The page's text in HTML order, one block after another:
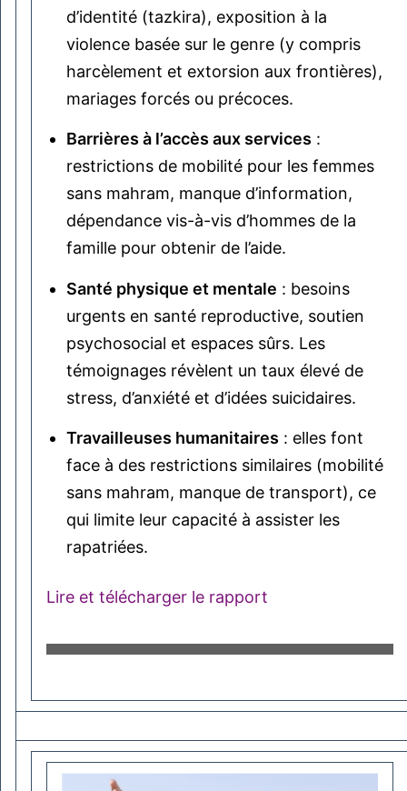
d’identité (tazkira), exposition à la
violence basée sur le genre (y compris
harcèlement et extorsion aux frontières),
mariages forcés ou précoces.
Barrières à l’accès aux services :
restrictions de mobilité pour les femmes
sans mahram, manque d’information,
dépendance vis-à-vis d’hommes de la
famille pour obtenir de l’aide.
Santé physique et mentale : besoins
urgents en santé reproductive, soutien
psychosocial et espaces sûrs. Les
témoignages révèlent un taux élevé de
stress, d’anxiété et d’idées suicidaires.
Travailleuses humanitaires : elles font
face à des restrictions similaires (mobilité
sans mahram, manque de transport), ce
qui limite leur capacité à assister les
rapatriées.
Lire et télécharger le rapport